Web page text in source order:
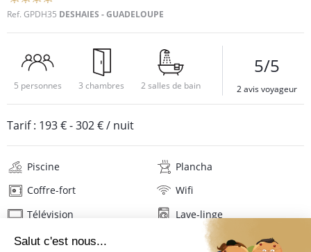
Ref. GPDH35 DESHAIES - GUADELOUPE
5 personnes 3 chambres 2 salles de bain
5/5
2 avis voyageur
Tarif : 193 €-302 €/ nuit
Piscine
Plancha
Coffre-fort
Wifi
Télévision
Lave-linge
Mat. de repassage
Sèche-cheveux